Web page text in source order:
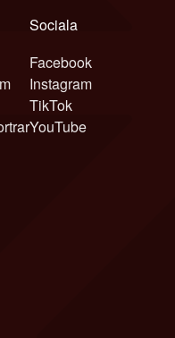
Sociala
Facebook
Instagram
TikTok
YouTube